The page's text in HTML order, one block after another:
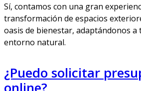
Sí, contamos con una gran
transformación de espacios
oasis de bienestar, adaptándonos a
entorno natural.
¿Puedo solicitar